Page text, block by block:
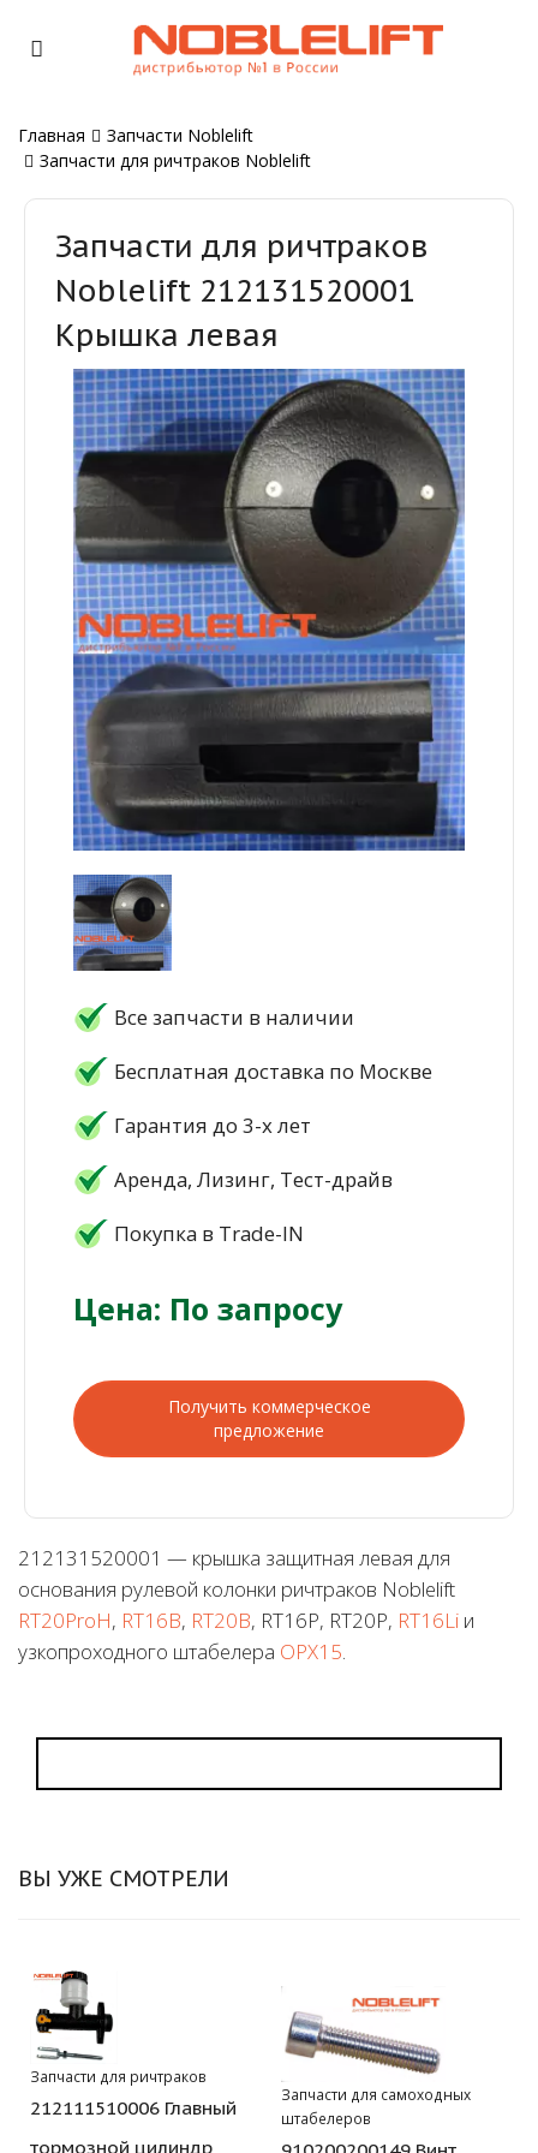
Главная
Запчасти Noblelift
Запчасти для ричтраков Noblelift
Запчасти для ричтраков
Noblelift 212131520001
Крышка левая
Все запчасти в наличии
Бесплатная доставка по Москве
Гарантия до 3-х лет
Аренда, Лизинг, Тест-драйв
Покупка в Trade-IN
Цена: По запросу
Получить коммерческое
предложение
212131520001 — крышка защитная левая для
основания рулевой колонки ричтраков Noblelift
RT20ProH, RT16B, RT20B, RT16P, RT20P, RT16Li и
узкопроходного штабелера OPX15.
ВЫ УЖЕ СМОТРЕЛИ
Запчасти для ричтраков
212111510006 Главный
тормозной цилиндр
Запчасти для самоходных
штабелеров